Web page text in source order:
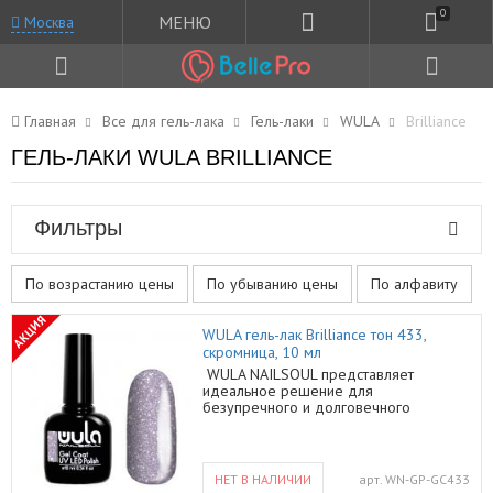
Москва МЕНЮ 0
Главная Все для гель-лака Гель-лаки WULA Brilliance
ГЕЛЬ-ЛАКИ WULA BRILLIANCE
Фильтры
По возрастанию цены По убыванию цены По алфавиту
АКЦИЯ
WULA гель-лак Brilliance тон 433,
скромница, 10 мл
WULA NAILSOUL представляет
идеальное решение для
безупречного и долговечного
плотные оттенки, поразительный
НЕТ В НАЛИЧИИ арт. WN-GP-GC433